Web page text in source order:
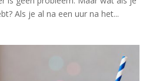
Als je al na een uur na het...